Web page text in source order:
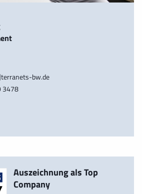
bw.de
3478
Auszeichnung als Top
Company